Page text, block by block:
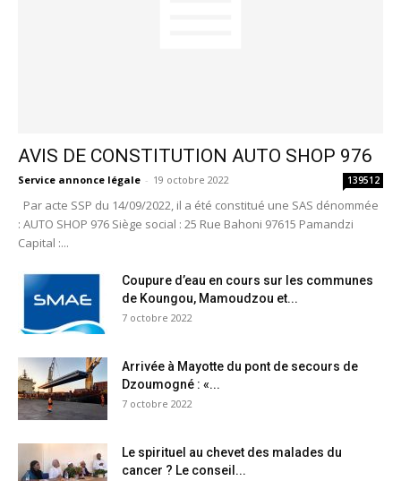
AVIS DE CONSTITUTION AUTO SHOP 976
Service annonce légale - 19 octobre 2022 139512
Par acte SSP du 14/09/2022, il a été constitué une SAS dénommée
: AUTO SHOP 976 Siège social : 25 Rue Bahoni 97615 Pamandzi
Capital :...
Coupure d’eau en cours sur les communes
de Koungou, Mamoudzou et...
7 octobre 2022
Arrivée à Mayotte du pont de secours de
Dzoumogné : «...
7 octobre 2022
Le spirituel au chevet des malades du
cancer ? Le conseil...